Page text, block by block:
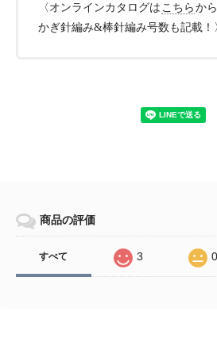
〈オンラインカタログは こちら か
かぎ針編み&棒針編み号数も記載！
商品の評価
すべて 3 0